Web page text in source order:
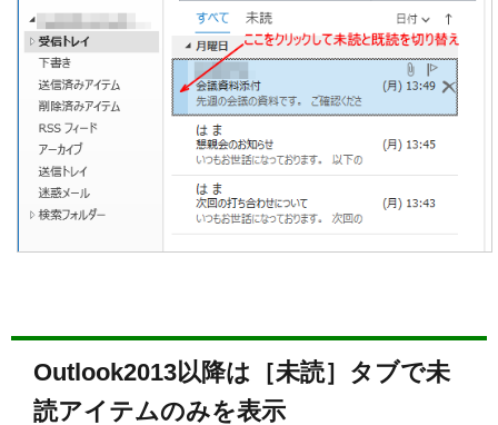
Outlook2013以降は［未読］タブで未
読アイテムのみを表示